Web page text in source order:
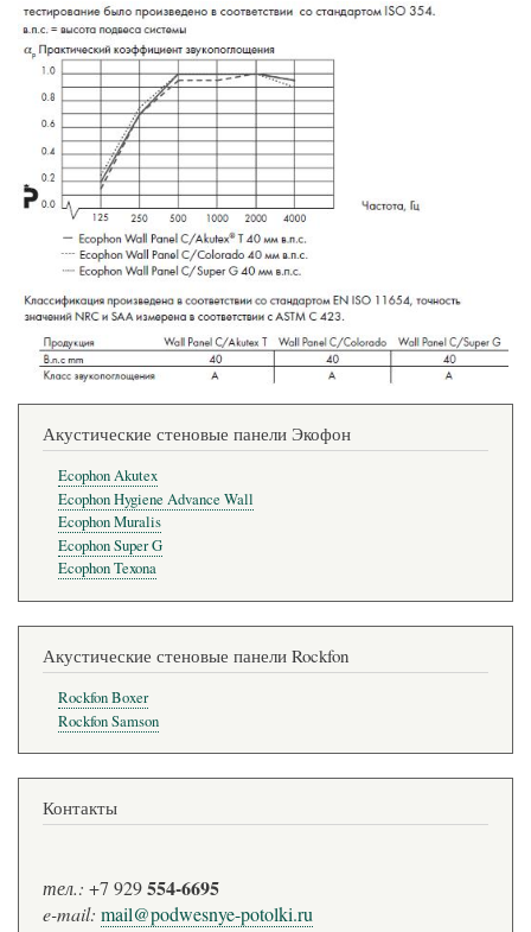
Акустические стеновые панели Экофон
Ecophon Akutex
Ecophon Hygiene Advance Wall
Ecophon Muralis
Ecophon Super G
Ecophon Texona
Акустические стеновые панели Rockfon
Rockfon Boxer
Rockfon Samson
Контакты
тел.: +7 929554-6695
e-mail: mail@podwesnye-potolki.ru